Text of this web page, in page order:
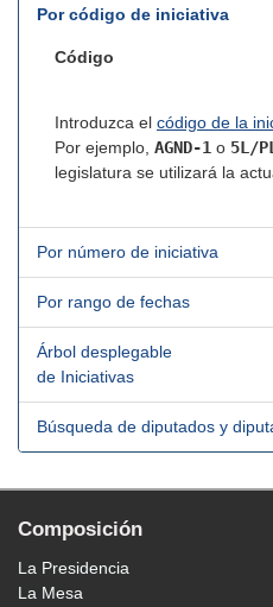
Por código de iniciativa
Código
Introduzca el código de la
Por ejemplo, AGND-1 o 5L/
legislatura se utilizará la
Por número de iniciativa
Por rango de fechas
Árbol desplegable
de Iniciativas
Búsqueda de diputados y
Composición
La Presidencia
La Mesa